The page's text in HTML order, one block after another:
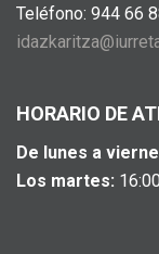
Teléfono: 944 66
HORARIO DE
De lunes a
Los martes: